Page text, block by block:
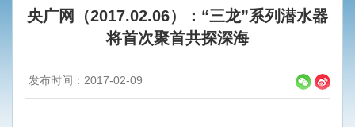
央广网（2017.02.06）：“三龙”系列潜水器
将首次聚首共探深海
发布时间：2017-02-09